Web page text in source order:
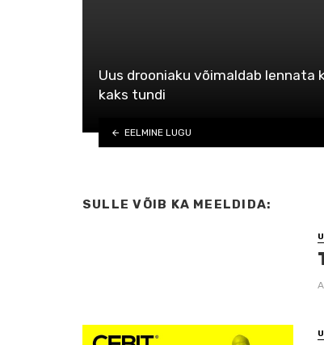
Uus drooniaku võimaldab lennata
kaks tundi
EELMINE LUGU
SULLE VÕIB KA MEELDIDA: